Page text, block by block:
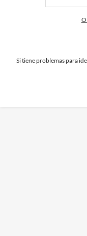
Si tiene problemas para